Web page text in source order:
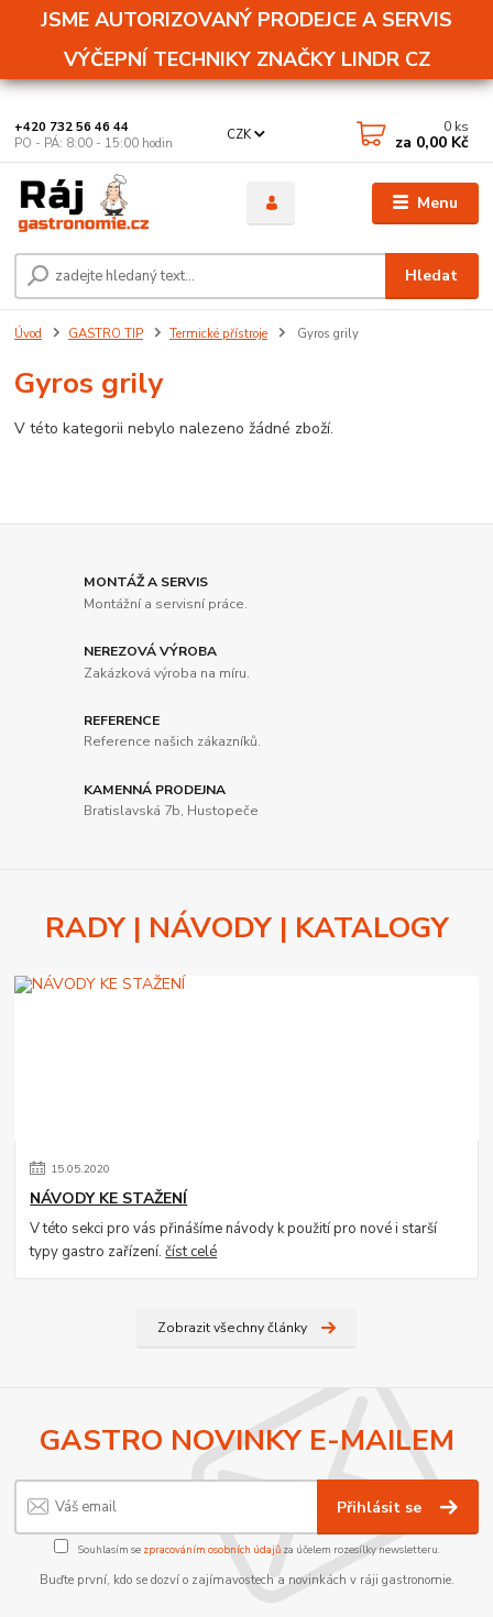
JSME AUTORIZOVANÝ PRODEJCE A SERVIS
VÝČEPNÍ TECHNIKY ZNAČKY LINDR CZ
Menu
CZK
Hledat
+420 732 56 46 44
PO - PÁ: 8:00 - 15:00 hodin
0 ks
za 0,00 Kč
Úvod GASTRO TIP Termické přístroje Gyros grily
Gyros grily
V této kategorii nebylo nalezeno žádné zboží.
MONTÁŽ A SERVIS
Montážní a servisní práce.
NEREZOVÁ VÝROBA
Zakázková výroba na míru.
REFERENCE
Reference našich zákazníků.
KAMENNÁ PRODEJNA
Bratislavská 7b, Hustopeče
RADY | NÁVODY | KATALOGY
15.05.2020
NÁVODY KE STAŽENÍ
V této sekci pro vás přinášíme návody k použití pro nové i starší
typy gastro zařízení.číst celé
Zobrazit všechny články
GASTRO NOVINKY E-MAILEM
Přihlásit se
Souhlasím se zpracováním osobních údajůza účelem rozesílky newsletteru.
Buďte první, kdo se dozví o zajímavostech a novinkách v ráji gastronomie.